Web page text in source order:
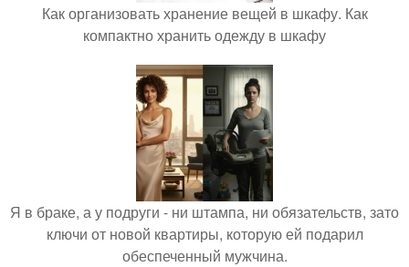
Как организовать хранение вещей в шкафу. Как
компактно хранить одежду в шкафу
Я в браке, а у подруги - ни штампа, ни обязательств, зато
ключи от новой квартиры, которую ей подарил
обеспеченный мужчина.